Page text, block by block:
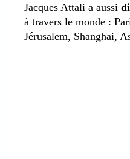
Jacques Attali a aussi
à travers le monde :
Jérusalem, Shanghai,